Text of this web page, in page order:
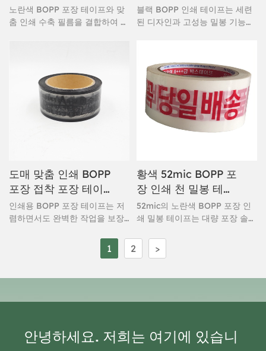
테이프
노란색 BOPP 포장 테이프와 맞
춤 인쇄 수축 필름을 결합하여 안
소매업에 이상적인 이 테이프는
변조 방지 기능을 제공하는 동시
에 포장을 마케팅 도구로 탈바꿈
시킵니다. 수축 필름 층은 습기,
마모, 온도 변화에 대한 내구성을
블랙 BOPP 인쇄 테이프는 세련
된 디자인과 고성능 밀봉 기능을
션을 제공합니다. 이 프리미엄 테
이프는 세련된 블랙 배경을 특징
으로 하며, 맞춤 로고와 브랜딩
메시지에 탁월한 대비를 제공하
여 모든 포장재를 회사의 모바일
광고로 만들어줍니다.
도매 맞춤 인쇄 BOPP
포장 접착 포장 테이
프
인쇄용 BOPP 포장 테이프는 저
렴하면서도 완벽한 작업을 보장
작된 이 접착식 포장 테이프는 즉
시 부착되며 뛰어난 밀봉력을 제
합한 고성능 PB 테이프로 평가받
수 있어 더욱 빠른 밀봉이 가능합
황색 52mic BOPP 포
장 인쇄 천 밀봉 테이
프
52mic의 노란색 BOPP 포장 인
쇄 밀봉 테이프는 대량 포장 솔루
해 특별히 설계되었습니다. 이 프
리미엄 테이프는 BOPP 필름에
더합니다. 노란색 색조는 탁월한
을 제공하여 기능성과 브랜드 이
물류 및 제조 분야에 이상적입니
다.
1 2 >
안녕하세요. 저희는 여기에 있습니